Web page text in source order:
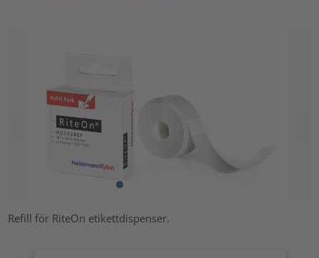
Refill för RiteOn etikettdispenser.